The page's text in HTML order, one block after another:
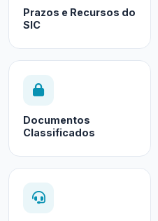
Prazos e Recursos do
SIC
Documentos
Classificados